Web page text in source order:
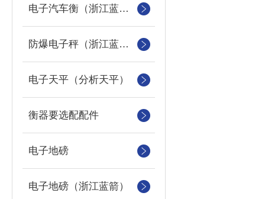
电子汽车衡（浙江蓝箭汽车衡）
防爆电子秤（浙江蓝箭防爆秤）
电子天平（分析天平）
衡器要选配配件
电子地磅
电子地磅（浙江蓝箭）